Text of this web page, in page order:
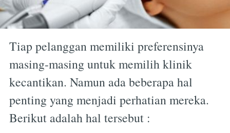
Tiap pelanggan memiliki preferensinya
masing-masing untuk memilih klinik
kecantikan. Namun ada beberapa hal
penting yang menjadi perhatian mereka.
Berikut adalah hal tersebut :